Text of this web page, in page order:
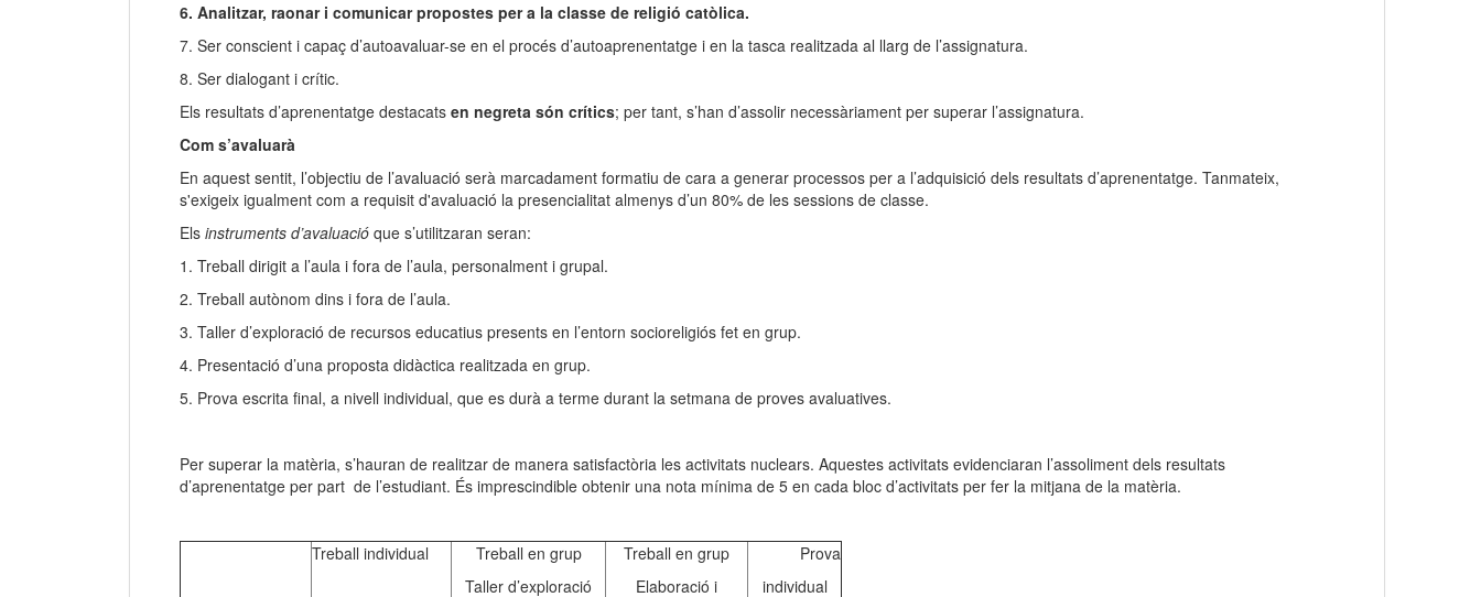
6. Analitzar, raonar i comunicar propostes per a la classe de religió catòlica.
7. Ser conscient i capaç d’autoavaluar-se en el procés d’autoaprenentatge i en la tasca realitzada al llarg de l’assignatura.
8. Ser dialogant i crític.
Els resultats d’aprenentatge destacats en negreta són crítics; per tant, s’han d’assolir necessàriament per superar l’assignatura.
Com s’avaluarà
En aquest sentit, l’objectiu de l’avaluació serà marcadament formatiu de cara a generar processos per a l’adquisició dels resultats d’aprenentatge. Tanmateix,
s'exigeix igualment com a requisit d'avaluació la presencialitat almenys d’un 80% de les sessions de classe.
Els instruments d’avaluació que s’utilitzaran seran:
1. Treball dirigit a l’aula i fora de l’aula, personalment i grupal.
2. Treball autònom dins i fora de l’aula.
3. Taller d’exploració de recursos educatius presents en l’entorn socioreligiós fet en grup.
4. Presentació d’una proposta didàctica realitzada en grup.
5. Prova escrita final, a nivell individual, que es durà a terme durant la setmana de proves avaluatives.
Per superar la matèria, s’hauran de realitzar de manera satisfactòria les activitats nuclears. Aquestes activitats evidenciaran l’assoliment dels resultats
d’aprenentatge per part de l’estudiant. És imprescindible obtenir una nota mínima de 5 en cada bloc d’activitats per fer la mitjana de la matèria.
Treball individual
Treball en grup
Taller d’exploració
Treball en grup
Elaboració i
Prova
individual